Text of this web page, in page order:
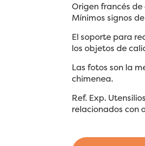
Origen francés
Mínimos signos
El soporte para
los objetos de
Las fotos son la
chimenea.
Ref. Exp.
relacionados con